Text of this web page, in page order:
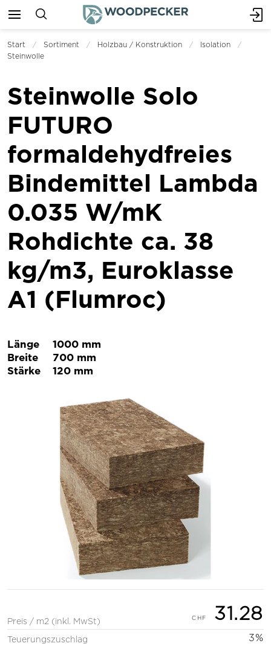
Start Sortiment Holzbau / Konstruktion
Isolation
Steinwolle
Steinwolle Solo
FUTURO
formaldehydfreies
Bindemittel Lambda
0.035 W/mK
Rohdichte ca. 38
kg/m3, Euroklasse
A1 (Flumroc)
Länge
1000 mm
Breite
700 mm
Stärke
120 mm
Preis / m2 (inkl. MwSt) 31.28
Teuerungszuschlag 3%